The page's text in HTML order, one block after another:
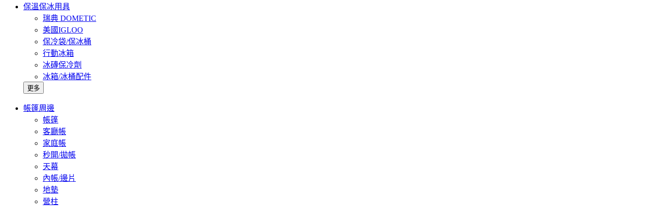
保溫保冰用具
瑞典 DOMETIC
美國IGLOO
保冷袋/保冰桶
行動冰箱
冰磚保冷劑
冰箱/冰桶配件
更多
帳篷周邊
帳篷
客廳帳
家庭帳
秒開/拋帳
天幕
內帳/邊片
地墊
營柱